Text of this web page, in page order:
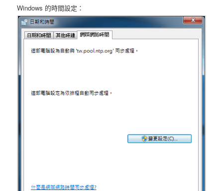
Windows 的時間設定：